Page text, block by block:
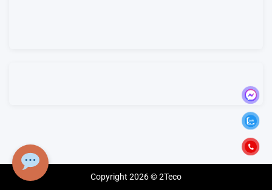
Copyright 2026 © 2Teco